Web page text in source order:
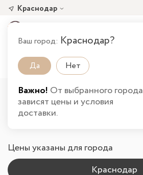
Краснодар
Ваш город: Краснодар?
Да Нет
Важно! От выбранного города
зависят цены и условия
доставки.
Главная Каталог товаров Кухня
Цены указаны для города